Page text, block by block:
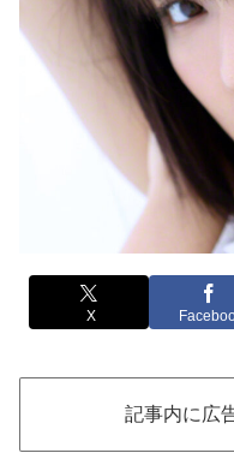
X
記事内に広